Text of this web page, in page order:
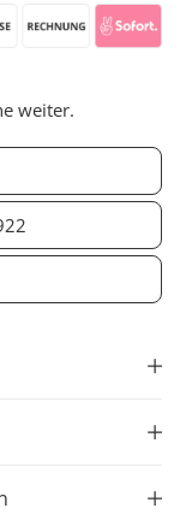
weiter.